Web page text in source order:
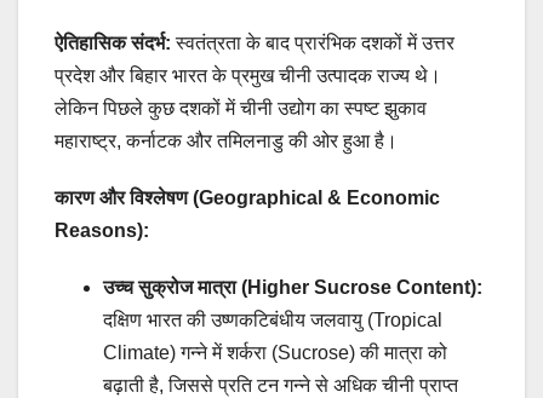
ऐतिहासिक संदर्भ: स्वतंत्रता के बाद प्रारंभिक दशकों में उत्तर
प्रदेश और बिहार भारत के प्रमुख चीनी उत्पादक राज्य थे।
लेकिन पिछले कुछ दशकों में चीनी उद्योग का स्पष्ट झुकाव
महाराष्ट्र, कर्नाटक और तमिलनाडु की ओर हुआ है।
कारण और विश्लेषण (Geographical & Economic
Reasons):
उच्च सुक्रोज मात्रा (Higher Sucrose Content):
दक्षिण भारत की उष्णकटिबंधीय जलवायु (Tropical
Climate) गन्ने में शर्करा (Sucrose) की मात्रा को
बढ़ाती है, जिससे प्रति टन गन्ने से अधिक चीनी प्राप्त